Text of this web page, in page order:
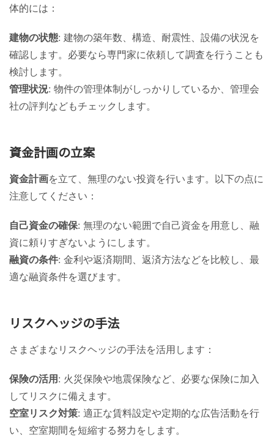
体的には：
建物の状態: 建物の築年数、構造、耐震性、設備の状況を
確認します。必要なら専門家に依頼して調査を行うことも
検討します。
管理状況: 物件の管理体制がしっかりしているか、管理会
社の評判などもチェックします。
資金計画の立案
資金計画を立て、無理のない投資を行います。以下の点に
注意してください：
自己資金の確保: 無理のない範囲で自己資金を用意し、融
資に頼りすぎないようにします。
融資の条件: 金利や返済期間、返済方法などを比較し、最
適な融資条件を選びます。
リスクヘッジの手法
さまざまなリスクヘッジの手法を活用します：
保険の活用 : 火災保険や地震保険など、必要な保険に加入
してリスクに備えます。
空室リスク対策: 適正な賃料設定や定期的な広告活動を行
い、空室期間を短縮する努力をします。